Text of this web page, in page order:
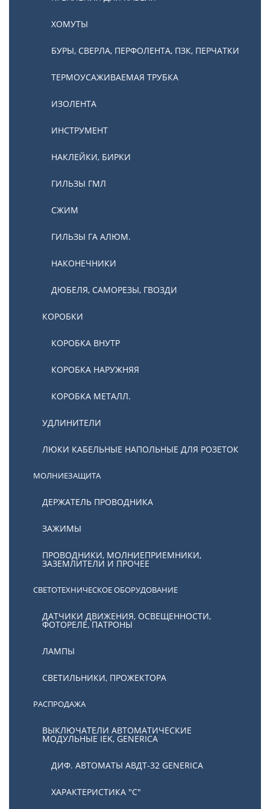
ХОМУТЫ
БУРЫ, СВЕРЛА, ПЕРФОЛЕНТА, ПЗК, ПЕРЧАТКИ
ТЕРМОУСАЖИВАЕМАЯ ТРУБКА
ИЗОЛЕНТА
ИНСТРУМЕНТ
НАКЛЕЙКИ, БИРКИ
ГИЛЬЗЫ ГМЛ
СЖИМ
ГИЛЬЗЫ ГА АЛЮМ.
НАКОНЕЧНИКИ
ДЮБЕЛЯ, САМОРЕЗЫ, ГВОЗДИ
КОРОБКИ
КОРОБКА ВНУТР
КОРОБКА НАРУЖНЯЯ
КОРОБКА МЕТАЛЛ.
УДЛИНИТЕЛИ
ЛЮКИ КАБЕЛЬНЫЕ НАПОЛЬНЫЕ ДЛЯ РОЗЕТОК
МОЛНИЕЗАЩИТА
ДЕРЖАТЕЛЬ ПРОВОДНИКА
ЗАЖИМЫ
ПРОВОДНИКИ, МОЛНИЕПРИЕМНИКИ,
ЗАЗЕМЛИТЕЛИ И ПРОЧЕЕ
СВЕТОТЕХНИЧЕСКОЕ ОБОРУДОВАНИЕ
ДАТЧИКИ ДВИЖЕНИЯ, ОСВЕЩЕННОСТИ,
ФОТОРЕЛЕ, ПАТРОНЫ
ЛАМПЫ
СВЕТИЛЬНИКИ, ПРОЖЕКТОРА
РАСПРОДАЖА
ВЫКЛЮЧАТЕЛИ АВТОМАТИЧЕСКИЕ
МОДУЛЬНЫЕ IEK, GENERICA
ДИФ. АВТОМАТЫ АВДТ-32 GENERICA
ХАРАКТЕРИСТИКА "С"